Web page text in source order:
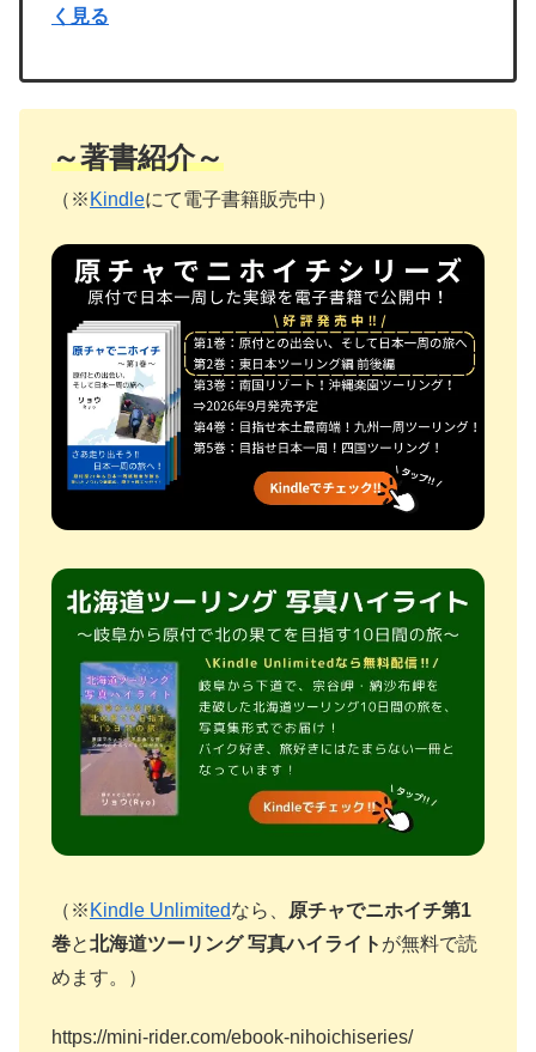
く見る
～著書紹介～
（※ Kindleにて電子書籍販売中）
（※ Kindle Unlimitedなら、
原チャでニホイチ第1
巻と北海道ツーリング 写真ハイライト が無料で読
めます。）
https://mini-rider.com/ebook-nihoichiseries/